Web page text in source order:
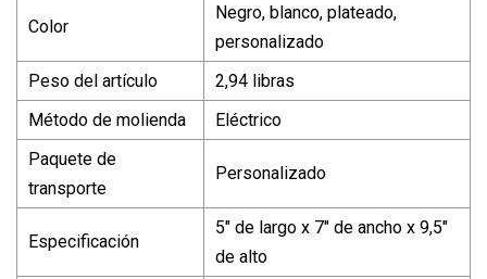
Color
Negro, blanco, plateado,
personalizado
Peso del artículo
2,94 libras
Método de molienda
Eléctrico
Paquete de
transporte
Personalizado
Especificación
5" de largo x 7" de ancho x 9,5"
de alto